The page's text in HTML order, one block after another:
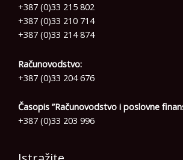
+387 (0)33 215 802
+387 (0)33 210 714
+387 (0)33 214 874
Računovodstvo:
+387 (0)33 204 676
Časopis ”Računovodstvo i poslovne
+387 (0)33 203 996